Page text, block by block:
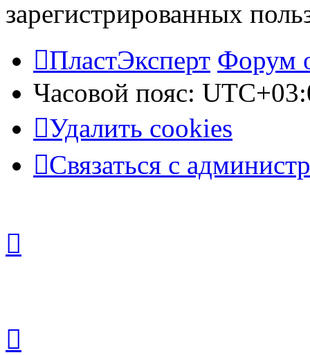
зарегистрированных
ПластЭксперт Форум
Часовой пояс:
Удалить cookies
Связаться с